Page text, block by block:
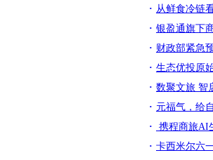
从鲜食冷链
银盈通旗下
财政部紧急
生态优投原
数聚文旅 智
元福气，给
携程商旅AI
卡西米尔六